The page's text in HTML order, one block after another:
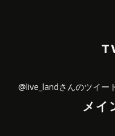
@live_landさんのツイー
メイ